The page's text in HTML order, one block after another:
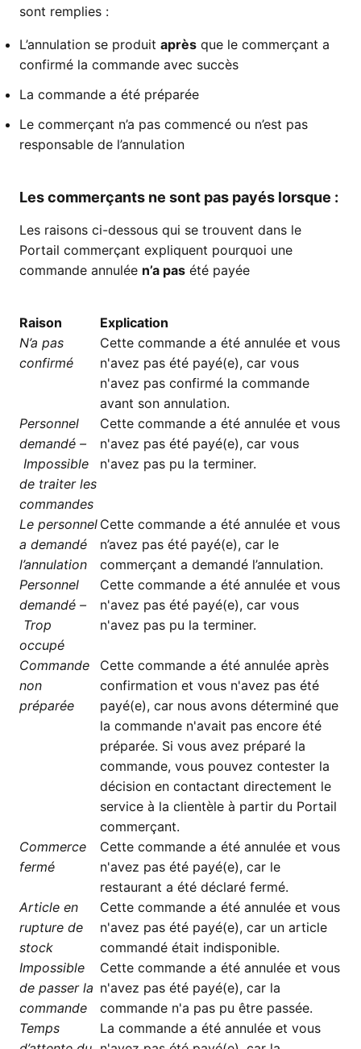
sont remplies :
L’annulation se produit après que le commerçant a
confirmé la commande avec succès
La commande a été préparée
Le commerçant n’a pas commencé ou n’est pas
responsable de l’annulation
Les commerçants ne sont pas payés lorsque :
Les raisons ci-dessous qui se trouvent dans le
Portail commerçant expliquent pourquoi une
commande annulée n’a pas été payée
Raison
Explication
N’a pas
confirmé
Cette commande a été annulée et vous
n'avez pas été payé(e), car vous
n'avez pas confirmé la commande
avant son annulation.
Personnel
demandé –
Impossible
de traiter les
commandes
Cette commande a été annulée et vous
n'avez pas été payé(e), car vous
n'avez pas pu la terminer.
Le personnel
a demandé
l’annulation
Cette commande a été annulée et vous
n’avez pas été payé(e), car le
commerçant a demandé l’annulation.
Personnel
demandé –
Trop
occupé
Cette commande a été annulée et vous
n'avez pas été payé(e), car vous
n'avez pas pu la terminer.
Commande
non
préparée
Cette commande a été annulée après
confirmation et vous n'avez pas été
payé(e), car nous avons déterminé que
la commande n'avait pas encore été
préparée. Si vous avez préparé la
commande, vous pouvez contester la
décision en contactant directement le
service à la clientèle à partir du Portail
commerçant.
Commerce
fermé
Cette commande a été annulée et vous
n'avez pas été payé(e), car le
restaurant a été déclaré fermé.
Article en
rupture de
stock
Cette commande a été annulée et vous
n'avez pas été payé(e), car un article
commandé était indisponible.
Impossible
de passer la
commande
Cette commande a été annulée et vous
n'avez pas été payé(e), car la
commande n'a pas pu être passée.
Temps
La commande a été annulée et vous